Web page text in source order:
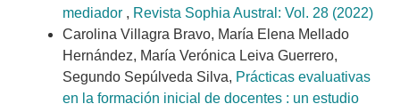
mediador , Revista Sophia Austral: Vol. 28 (2022)
Carolina Villagra Bravo, María Elena Mellado
Hernández, María Verónica Leiva Guerrero,
Segundo Sepúlveda Silva, Prácticas evaluativas
en la formación inicial de docentes : un estudio